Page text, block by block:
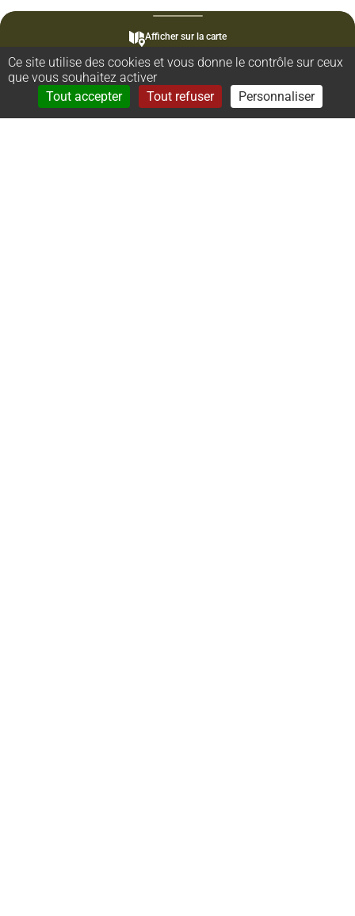
Rechercher Menu
Afficher sur la carte
Bouches-du-Rhône
14 Calvados
Ce site utilise des cookies et vous donne le contrôle sur ceux
que vous souhaitez activer
Tout accepter
Tout refuser Personnaliser